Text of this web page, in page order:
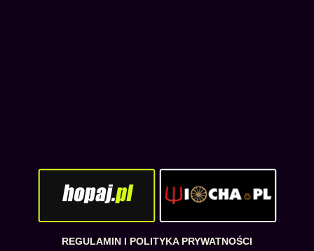
REGULAMIN I POLITYKA PRYWATNOŚCI